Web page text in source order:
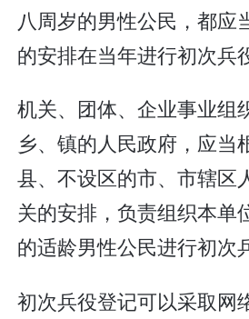
八周岁的男性公民，都应
的安排在当年进行初次兵
机关、团体、企业事业组
乡、镇的人民政府，应当
县、不设区的市、市辖区
关的安排，负责组织本单
的适龄男性公民进行初次
初次兵役登记可以采取网